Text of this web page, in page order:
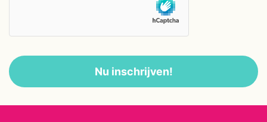
Nu inschrijven!